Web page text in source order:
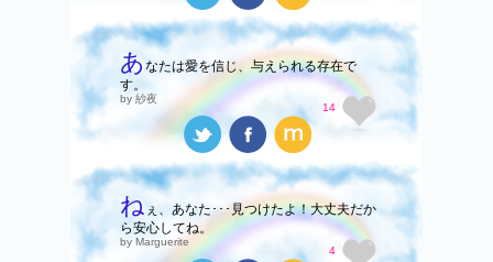
あ なたは愛を信じ、与えられる存在で
す。
by 紗夜
14
ね ぇ、あなた･･･見つけたよ！大丈夫だか
ら安心してね。
by Marguerite
4